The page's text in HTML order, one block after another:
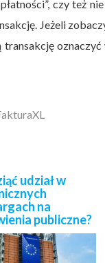
czy też
Jeżeli
udział w
na
publiczne?